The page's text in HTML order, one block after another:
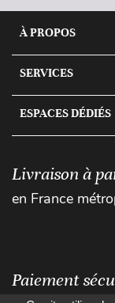
À PROPOS
SERVICES
ESPACES DÉDIÉS
Livraison à
en France
Paiement